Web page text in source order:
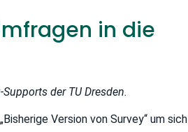
in die
der TU Dresden.
Version von Survey“ um sich